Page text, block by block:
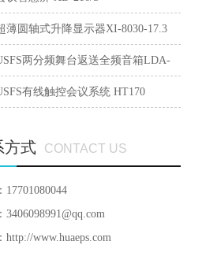
薄圆轴式升降显示器XI-8030-17.3
两分频舞台返送全频音箱LDA-
有线触控会议系统 HT170
方式 CONTACT US
17701080044
3406098991@qq.com
http://www.huaeps.com